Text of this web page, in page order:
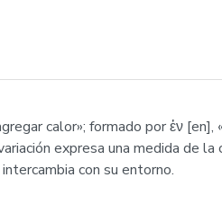
calor»; formado por ἐν
expresa una medida de
con su entorno.